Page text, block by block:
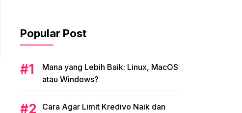
Popular Post
Mana yang Lebih Baik: Linux, MacOS
atau Windows?
Cara Agar Limit Kredivo Naik dan